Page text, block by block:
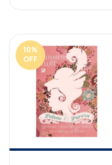
10%
OFF